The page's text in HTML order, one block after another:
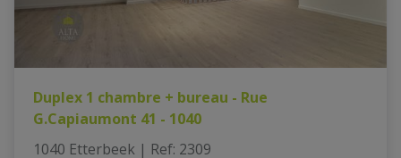
Duplex 1 chambre + bureau - Rue
G.Capiaumont 41 - 1040
1040 Etterbeek | Ref: 2309